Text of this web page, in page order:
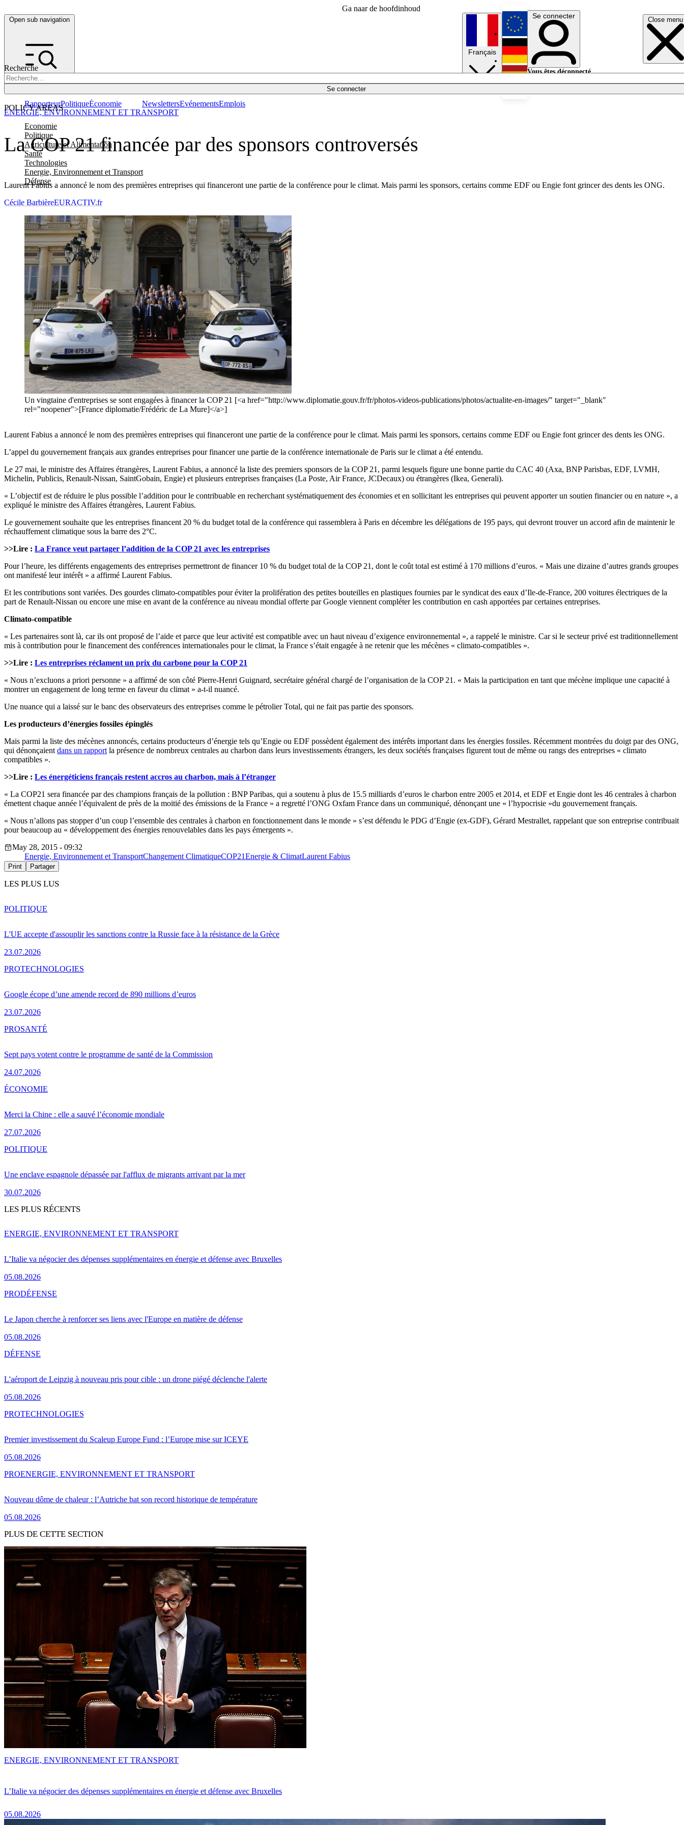
Ga naar de hoofdinhoud
Open sub navigation Close menu
Recherche
Se connecter
POLICY AREAS
Economie
Politique
Agriculture et Alimentation
Santé
Technologies
Energie, Environnement et Transport
Défense
RapporteurPolitiqueÉconomie NewslettersEvénementsEmplois
Français
English
Deutsch
Se connecter
Vous êtes déconnecté.
La COP 21 financée par des sponsors controversés
Laurent Fabius a annoncé le nom des premières entreprises qui financeront une partie de la conférence pour le climat. Mais parmi les sponsors, certains comme EDF ou Engie font grincer des dents les ONG.
ENERGIE, ENVIRONNEMENT ET TRANSPORT
Cécile BarbièreEURACTIV.fr
Un vingtaine d'entreprises se sont engagées à financer la COP 21 [<a href="http://www.diplomatie.gouv.fr/fr/photos-videos-publications/photos/actualite-en-images/" target="_blank"
rel="noopener">[France diplomatie/Frédéric de La Mure]</a>]
Laurent Fabius a annoncé le nom des premières entreprises qui financeront une partie de la conférence pour le climat. Mais parmi les sponsors, certains comme EDF ou Engie font grincer des dents les ONG.
L’appel du gouvernement français aux grandes entreprises pour financer une partie de la conférence internationale de Paris sur le climat a été entendu.
Le 27 mai, le ministre des Affaires étrangères, Laurent Fabius, a annoncé la liste des premiers sponsors de la COP 21, parmi lesquels figure une bonne partie du CAC 40 (Axa, BNP Parisbas, EDF, LVMH,
Michelin, Publicis, Renault-Nissan, SaintGobain, Engie) et plusieurs entreprises françaises (La Poste, Air France, JCDecaux) ou étrangères (Ikea, Generali).
« L’objectif est de réduire le plus possible l’addition pour le contribuable en recherchant systématiquement des économies et en sollicitant les entreprises qui peuvent apporter un soutien financier ou en nature », a
expliqué le ministre des Affaires étrangères, Laurent Fabius.
Le gouvernement souhaite que les entreprises financent 20 % du budget total de la conférence qui rassemblera à Paris en décembre les délégations de 195 pays, qui devront trouver un accord afin de maintenir le
réchauffement climatique sous la barre des 2°C.
>>Lire : La France veut partager l’addition de la COP 21 avec les entreprises
Pour l’heure, les différents engagements des entreprises permettront de financer 10 % du budget total de la COP 21, dont le coût total est estimé à 170 millions d’euros. « Mais une dizaine d’autres grands groupes
ont manifesté leur intérêt » a affirmé Laurent Fabius.
Et les contributions sont variées. Des gourdes climato-compatibles pour éviter la prolifération des petites bouteilles en plastiques fournies par le syndicat des eaux d’Ile-de-France, 200 voitures électriques de la
part de Renault-Nissan ou encore une mise en avant de la conférence au niveau mondial offerte par Google viennent compléter les contribution en cash apportées par certaines entreprises.
Climato-compatible
« Les partenaires sont là, car ils ont proposé de l’aide et parce que leur activité est compatible avec un haut niveau d’exigence environnemental », a rappelé le ministre. Car si le secteur privé est traditionnellement
mis à contribution pour le financement des conférences internationales pour le climat, la France s’était engagée à ne retenir que les mécènes « climato-compatibles ».
>>Lire : Les entreprises réclament un prix du carbone pour la COP 21
« Nous n’excluons a priori personne » a affirmé de son côté Pierre-Henri Guignard, secrétaire général chargé de l’organisation de la COP 21. « Mais la participation en tant que mécène implique une capacité à
montrer un engagement de long terme en faveur du climat » a-t-il nuancé.
Une nuance qui a laissé sur le banc des observateurs des entreprises comme le pétrolier Total, qui ne fait pas partie des sponsors.
Les producteurs d’énergies fossiles épinglés
Mais parmi la liste des mécènes annoncés, certains producteurs d’énergie tels qu’Engie ou EDF possèdent également des intérêts important dans les énergies fossiles. Récemment montrées du doigt par des ONG,
qui dénonçaient dans un rapport la présence de nombreux centrales au charbon dans leurs investissements étrangers, les deux sociétés françaises figurent tout de même ou rangs des entreprises « climato
compatibles ».
>>Lire : Les énergéticiens français restent accros au charbon, mais à l’étranger
« La COP21 sera financée par des champions français de la pollution : BNP Paribas, qui a soutenu à plus de 15.5 milliards d’euros le charbon entre 2005 et 2014, et EDF et Engie dont les 46 centrales à charbon
émettent chaque année l’équivalent de près de la moitié des émissions de la France » a regretté l’ONG Oxfam France dans un communiqué, dénonçant une « l’hypocrisie »du gouvernement français.
« Nous n’allons pas stopper d’un coup l’ensemble des centrales à charbon en fonctionnement dans le monde » s’est défendu le PDG d’Engie (ex-GDF), Gérard Mestrallet, rappelant que son entreprise contribuait
pour beaucoup au « développement des énergies renouvelables dans les pays émergents ».
May 28, 2015 - 09:32
Energie, Environnement et TransportChangement ClimatiqueCOP21Energie & ClimatLaurent Fabius
Print Partager
LES PLUS LUS
L'UE accepte d'assouplir les sanctions contre la Russie face à la résistance de la Grèce
23.07.2026
POLITIQUE
Google écope d’une amende record de 890 millions d’euros
23.07.2026
PROTECHNOLOGIES
Sept pays votent contre le programme de santé de la Commission
24.07.2026
PROSANTÉ
Merci la Chine : elle a sauvé l’économie mondiale
27.07.2026
ÉCONOMIE
Une enclave espagnole dépassée par l'afflux de migrants arrivant par la mer
30.07.2026
POLITIQUE
LES PLUS RÉCENTS
L’Italie va négocier des dépenses supplémentaires en énergie et défense avec Bruxelles
05.08.2026
ENERGIE, ENVIRONNEMENT ET TRANSPORT
Le Japon cherche à renforcer ses liens avec l'Europe en matière de défense
05.08.2026
PRODÉFENSE
L'aéroport de Leipzig à nouveau pris pour cible : un drone piégé déclenche l'alerte
05.08.2026
DÉFENSE
Premier investissement du Scaleup Europe Fund : l’Europe mise sur ICEYE
05.08.2026
PROTECHNOLOGIES
Nouveau dôme de chaleur : l’Autriche bat son record historique de température
05.08.2026
PROENERGIE, ENVIRONNEMENT ET TRANSPORT
PLUS DE CETTE SECTION
L’Italie va négocier des dépenses supplémentaires en énergie et défense avec Bruxelles
05.08.2026
ENERGIE, ENVIRONNEMENT ET TRANSPORT